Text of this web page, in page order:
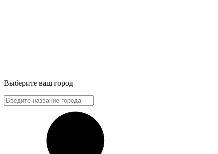
Выберите ваш город